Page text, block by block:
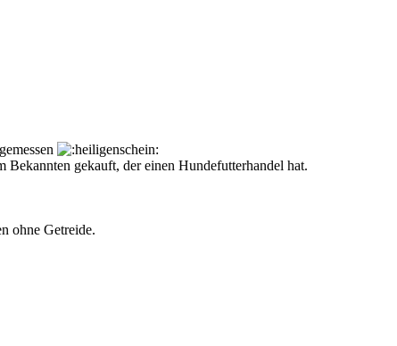
Bekannten gekauft, der einen Hundefutterhandel hat.
ohne Getreide.